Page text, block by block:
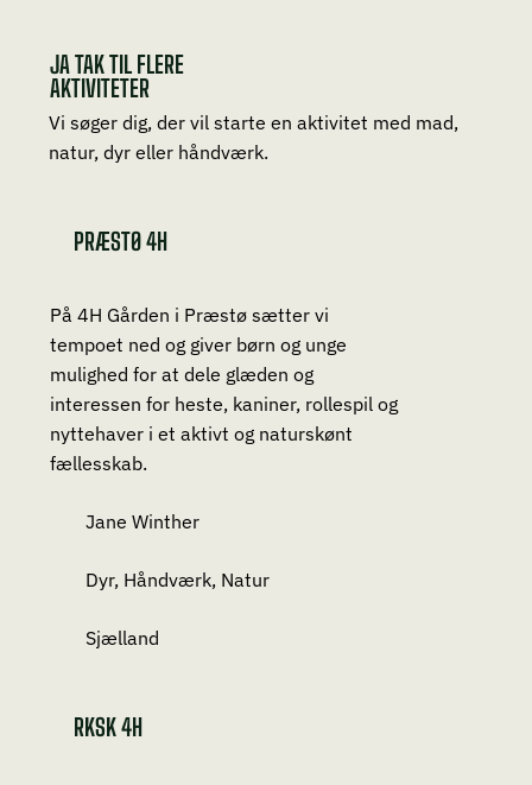
JA TAK TIL FLERE
AKTIVITETER
Vi søger dig, der vil starte en aktivitet med mad,
natur, dyr eller håndværk.
PRÆSTØ 4H
På 4H Gården i Præstø sætter vi
tempoet ned og giver børn og unge
mulighed for at dele glæden og
interessen for heste, kaniner, rollespil og
nyttehaver i et aktivt og naturskønt
fællesskab.
Dyr, Håndværk, Natur
Jane Winther
Sjælland
RKSK 4H